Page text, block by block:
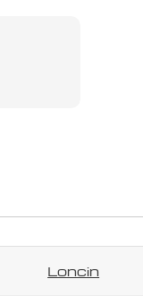
*, yra privalomi.
Loncin